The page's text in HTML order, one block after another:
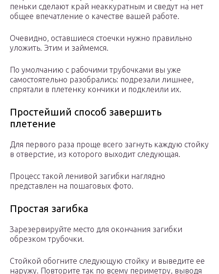
пеньки сделают край неаккуратным и сведут на нет
общее впечатление о качестве вашей работе.
Очевидно, оставшиеся стоечки нужно правильно
уложить. Этим и займемся.
По умолчанию с рабочими трубочками вы уже
самостоятельно разобрались: подрезали лишнее,
спрятали в плетенку кончики и подклеили их.
Простейший способ завершить
плетение
Для первого раза проще всего загнуть каждую стойку
в отверстие, из которого выходит следующая.
Процесс такой ленивой загибки наглядно
представлен на пошаговых фото.
Простая загибка
Зарезервируйте место для окончания загибки
обрезком трубочки.
Стойкой обогните следующую стойку и выведите ее
наружу. Повторите так по всему периметру, выводя